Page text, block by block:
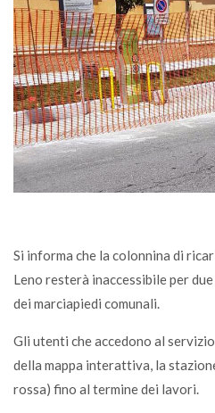
Si informa che la colonnina di
Leno resterà inaccessibile per
dei marciapiedi comunali.
Gli utenti che accedono al
della mappa interattiva, la
rossa) fino al termine dei lavori.